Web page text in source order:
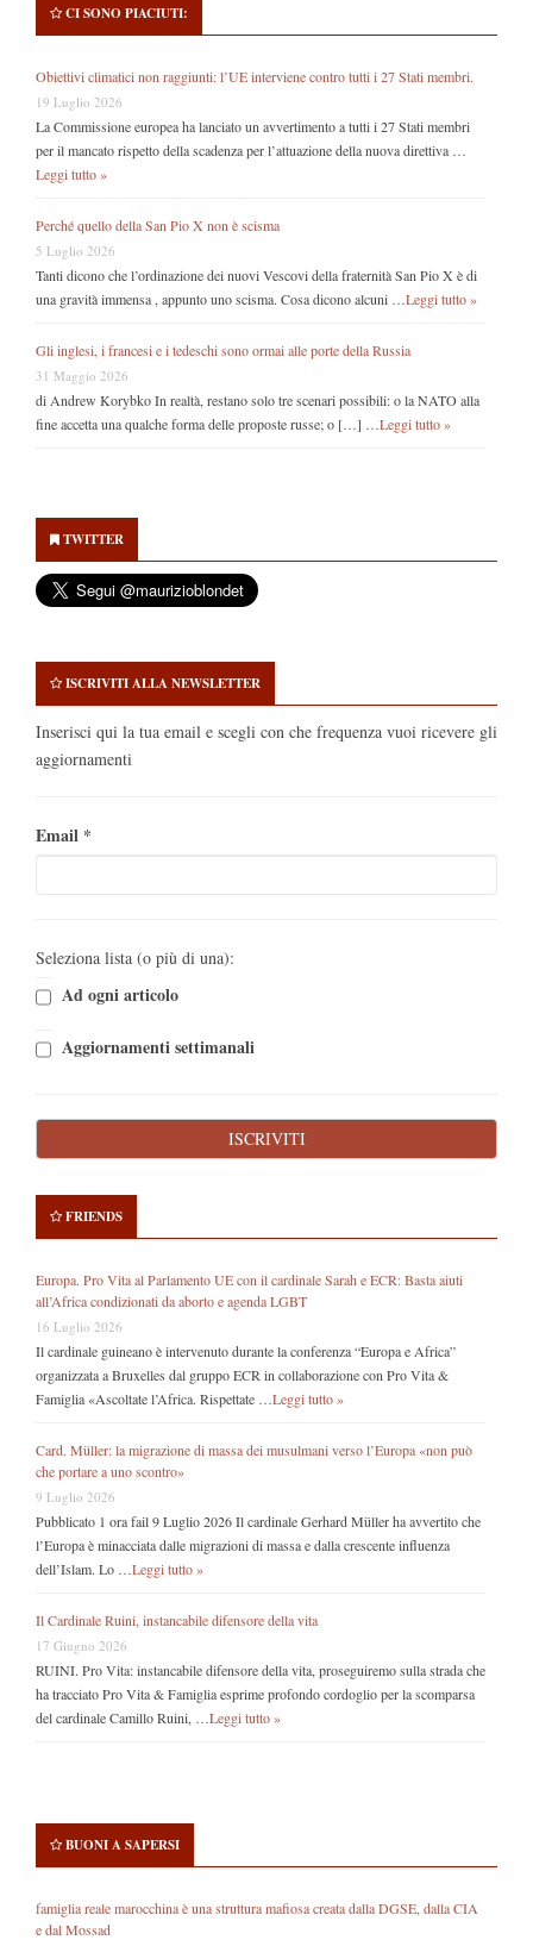
CI SONO PIACIUTI:
Obiettivi climatici non raggiunti: l’UE interviene contro tutti i 27 Stati membri.
19 Luglio 2026
La Commissione europea ha lanciato un avvertimento a tutti i 27 Stati membri
per il mancato rispetto della scadenza per l’attuazione della nuova direttiva …
Leggi tutto »
Perché quello della San Pio X non è scisma
5 Luglio 2026
Tanti dicono che l’ordinazione dei nuovi Vescovi della fraternità San Pio X è di
una gravità immensa , appunto uno scisma. Cosa dicono alcuni … Leggi tutto »
Gli inglesi, i francesi e i tedeschi sono ormai alle porte della Russia
31 Maggio 2026
di Andrew Korybko In realtà, restano solo tre scenari possibili: o la NATO alla
fine accetta una qualche forma delle proposte russe; o […] … Leggi tutto »
Sidebar
TWITTER
ISCRIVITI ALLA NEWSLETTER
Inserisci qui la tua email e scegli con che frequenza vuoi ricevere gli
aggiornamenti
Email *
Seleziona lista (o più di una):
Ad ogni articolo
Aggiornamenti settimanali
FRIENDS
Europa. Pro Vita al Parlamento UE con il cardinale Sarah e ECR: Basta aiuti
all’Africa condizionati da aborto e agenda LGBT
16 Luglio 2026
Il cardinale guineano è intervenuto durante la conferenza “Europa e Africa”
organizzata a Bruxelles dal gruppo ECR in collaborazione con Pro Vita &
Famiglia «Ascoltate l’Africa. Rispettate … Leggi tutto »
Card. Müller: la migrazione di massa dei musulmani verso l’Europa «non può
che portare a uno scontro»
9 Luglio 2026
Pubblicato 1 ora fail 9 Luglio 2026 Il cardinale Gerhard Müller ha avvertito che
l’Europa è minacciata dalle migrazioni di massa e dalla crescente influenza
dell’Islam. Lo … Leggi tutto »
Il Cardinale Ruini, instancabile difensore della vita
17 Giugno 2026
RUINI. Pro Vita: instancabile difensore della vita, proseguiremo sulla strada che
ha tracciato Pro Vita & Famiglia esprime profondo cordoglio per la scomparsa
del cardinale Camillo Ruini, … Leggi tutto »
BUONI A SAPERSI
famiglia reale marocchina è una struttura mafiosa creata dalla DGSE, dalla CIA
e dal Mossad